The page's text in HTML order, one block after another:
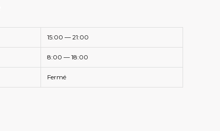
15:00 — 21:00
8:00 — 18:00
Fermé